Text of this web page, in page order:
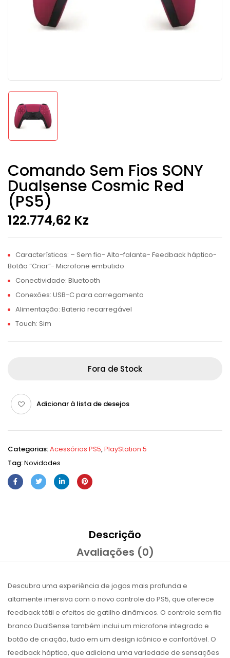
Comando Sem Fios SONY
Dualsense Cosmic Red
(PS5)
122.774,62 Kz
Características: – Sem fio- Alto-falante- Feedback háptico-
Botão “Criar”- Microfone embutido
Conectividade: Bluetooth
Conexões: USB-C para carregamento
Alimentação: Bateria recarregável
Touch: Sim
Fora de Stock
Adicionar à lista de desejos
Categorias:Acessórios PS5,PlayStation 5
Tag:Novidades
Descrição
Avaliações (0)
Descubra uma experiência de jogos mais profunda e
altamente imersiva com o novo controle do PS5, que oferece
feedback tátil e efeitos de gatilho dinâmicos. O controle sem fio
branco DualSense também inclui um microfone integrado e
botão de criação, tudo em um design icônico e confortável. O
feedback háptico, que adiciona uma variedade de sensações